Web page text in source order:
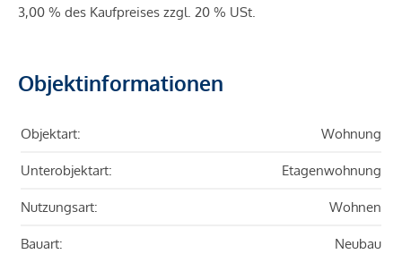
3,00 % des Kaufpreises zzgl. 20 % USt.
Objektinformationen
Objektart: Wohnung
Unterobjektart: Etagenwohnung
Nutzungsart: Wohnen
Bauart: Neubau